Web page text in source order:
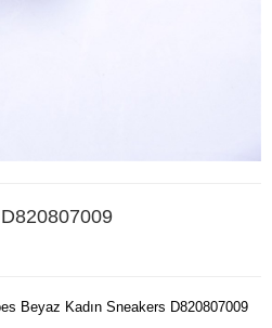
Beyaz Kadın Sneakers D820807009